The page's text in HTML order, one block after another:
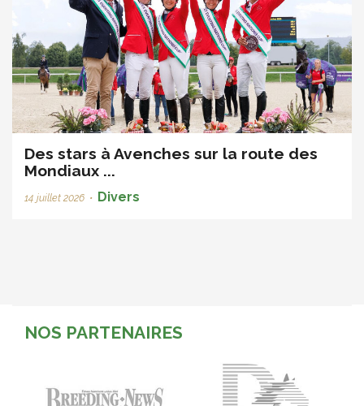
Des stars à Avenches sur la route des
Mondiaux ...
14 juillet 2026 • Divers
NOS PARTENAIRES